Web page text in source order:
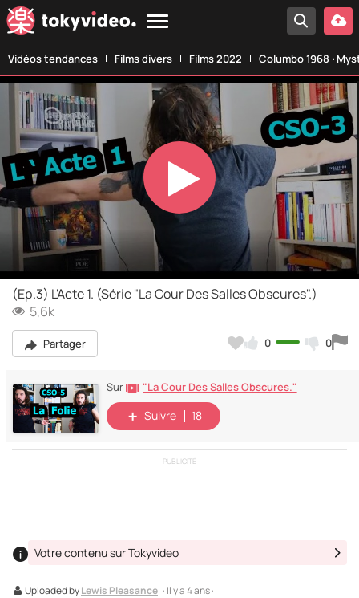
Vidéos tendances Films divers Films 2022 Columbo 1968 ‧
Play
Video
(Ep.3) L'Acte 1. (Série "La Cour Des Salles Obscures".)
5,6k
Partager 0 0
Sur "La Cour Des Salles Obscures."
Suivre 18
PUBLICITÉ
Uploaded byLewis Pleasance · Il y a 4 ans ·
Votre contenu sur Tokyvideo